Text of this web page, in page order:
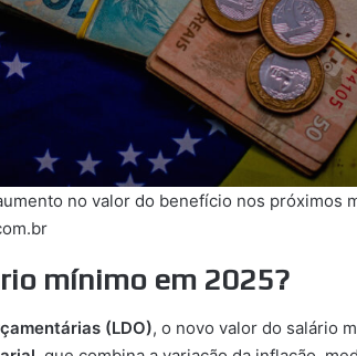
no valor do benefício nos próximos
mínimo em 2025?
(LDO), o novo valor do salário